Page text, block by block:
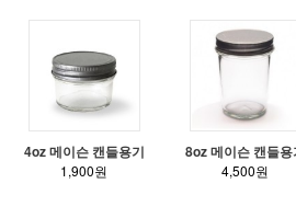
4oz 메이슨 캔들용기
1,900원
8oz 메이슨 캔들용
4,500원